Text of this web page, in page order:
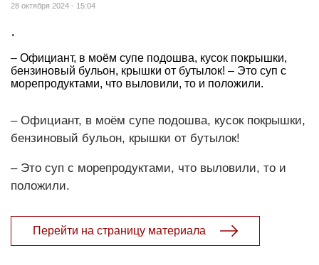
28 октября 2024 - 15:04
.
– Официант, в моём супе подошва, кусок покрышки,
бензиновый бульон, крышки от бутылок! – Это суп с
морепродуктами, что выловили, то и положили.
– Официант, в моём супе подошва, кусок покрышки,
бензиновый бульон, крышки от бутылок!
– Это суп с морепродуктами, что выловили, то и
положили.
Перейти на страницу материала